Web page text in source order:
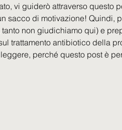
vi guiderò attraverso questo
sacco di motivazione! Quindi,
non giudichiamo qui) e
trattamento antibiotico della
perché questo post è